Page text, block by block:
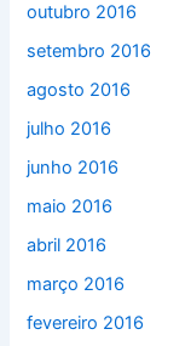
outubro 2016
setembro 2016
agosto 2016
julho 2016
junho 2016
maio 2016
abril 2016
março 2016
fevereiro 2016